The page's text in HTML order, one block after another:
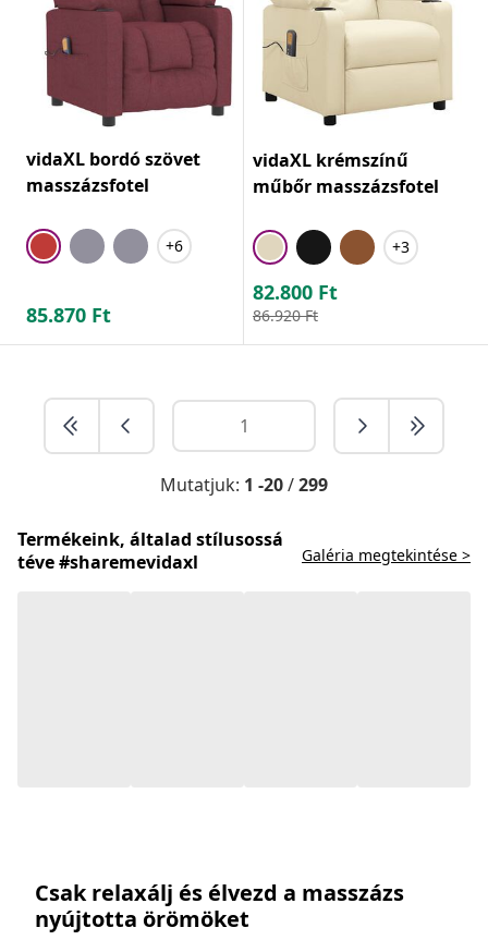
vidaXL bordó szövet
masszázsfotel
+6
85.870 Ft
vidaXL krémszínű
műbőr masszázsfotel
+3
82.800 Ft
86.920 Ft
Mutatjuk: 1 -20/299
Termékeink, általad stílusossá
téve #sharemevidaxl
Galéria megtekintése >
Csak relaxálj és élvezd a masszázs
nyújtotta örömöket